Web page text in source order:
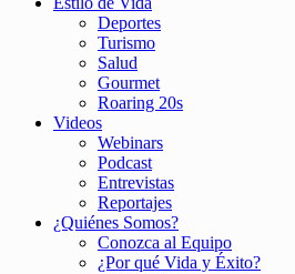
Deportes
Turismo
Salud
Gourmet
Roaring 20s
Videos
Webinars
Podcast
Entrevistas
Reportajes
¿Quiénes Somos?
Conozca al Equipo
¿Por qué Vida y Éxito?